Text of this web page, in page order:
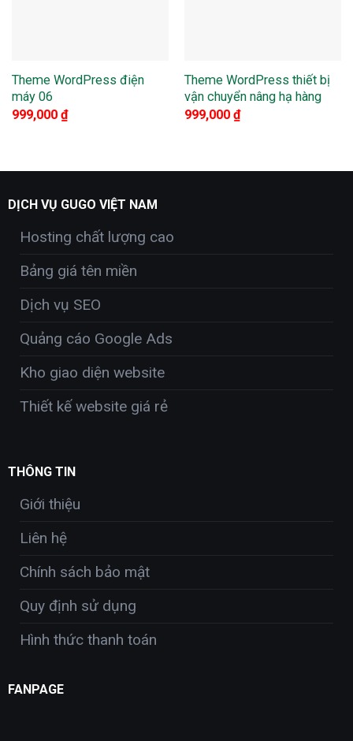
Theme WordPress điện
máy 06
999,000 ₫
Theme WordPress thiết bị
vận chuyển nâng hạ hàng
999,000 ₫
DỊCH VỤ GUGO VIỆT NAM
Hosting chất lượng cao
Bảng giá tên miền
Dịch vụ SEO
Quảng cáo Google Ads
Kho giao diện website
Thiết kế website giá rẻ
THÔNG TIN
Giới thiệu
Liên hệ
Chính sách bảo mật
Quy định sử dụng
Hình thức thanh toán
FANPAGE